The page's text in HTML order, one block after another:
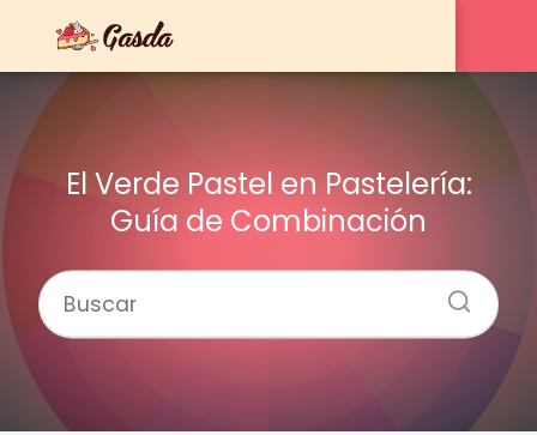
El Verde Pastel en Pastelería:
Guía de Combinación